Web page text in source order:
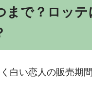
まで？ロッテ